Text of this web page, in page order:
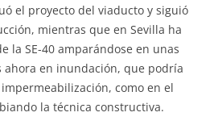
el proyecto del viaducto y siguió
mientras que en Sevilla ha
la SE-40 amparándose en unas
en inundación, que podría
como en el
la técnica constructiva.